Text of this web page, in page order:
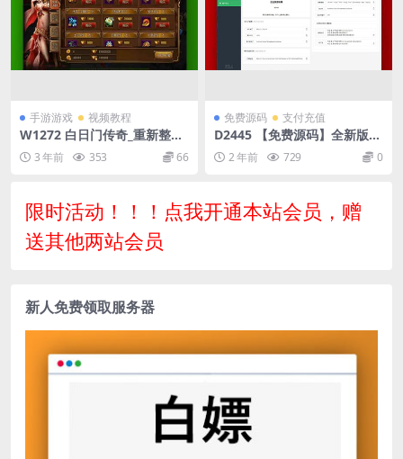
手游游戏 视频教程
W1272 白日门传奇_重新整理
战神觉醒单职业版传奇手游_W
IN学习手工服务端_通用视频
3 年前 353 66
免费源码 支付充值
D2445 【免费源码】全新版本
码支付个人免签支付系统源码
ThinkPHP框架开发 全开源 亲
2 年前 729 0
限时活动！！！点我开通本站会员，赠
送其他两站会员
新人免费领取服务器